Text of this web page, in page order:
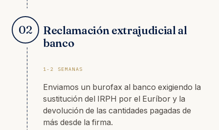
02
Reclamación extrajudicial al
banco
1-2 SEMANAS
Enviamos un burofax al banco exigiendo la
sustitución del IRPH por el Euríbor y la
devolución de las cantidades pagadas de
más desde la firma.